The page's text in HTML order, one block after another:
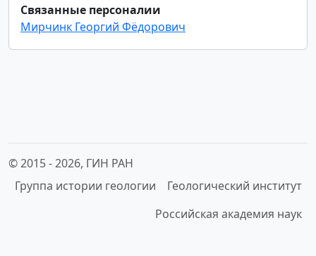
Связанные персоналии
Мирчинк Георгий Фёдорович
© 2015 -2026, ГИН РАН
Группа истории геологии
Геологический институт
Российская академия наук